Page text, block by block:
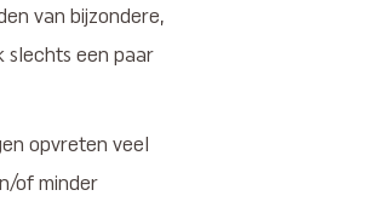
van bijzondere,
slechts een paar
opvreten veel
of minder